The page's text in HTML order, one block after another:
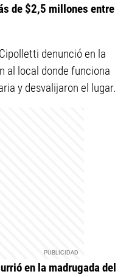
de $2,5 millones entre
denunció en la
al local donde funciona
y desvalijaron el lugar.
en la madrugada del